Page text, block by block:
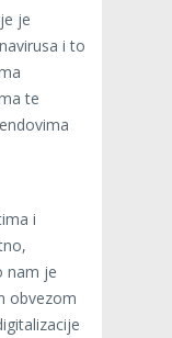
je
i to
te
i
nam je
obvezom